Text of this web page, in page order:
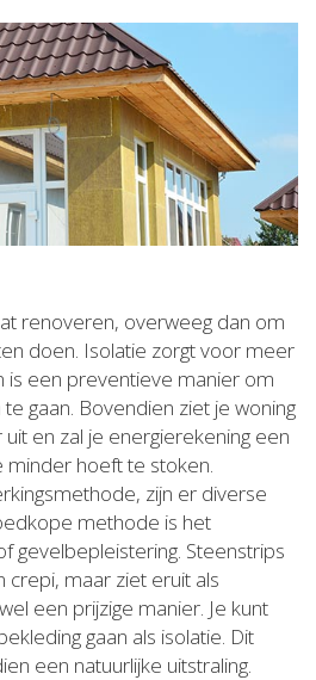
renoveren, overweeg dan om
doen. Isolatie zorgt voor meer
is een preventieve manier om
gaan. Bovendien ziet je woning
en zal je energierekening een
minder hoeft te stoken.
zijn er diverse
methode is het
gevelbepleistering. Steenstrips
maar ziet eruit als
een prijzige manier. Je kunt
gaan als isolatie. Dit
een natuurlijke uitstraling.